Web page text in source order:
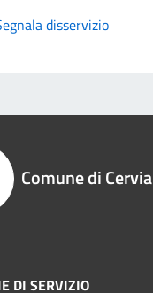
disservizio
Comune di Cervia
DI SERVIZIO